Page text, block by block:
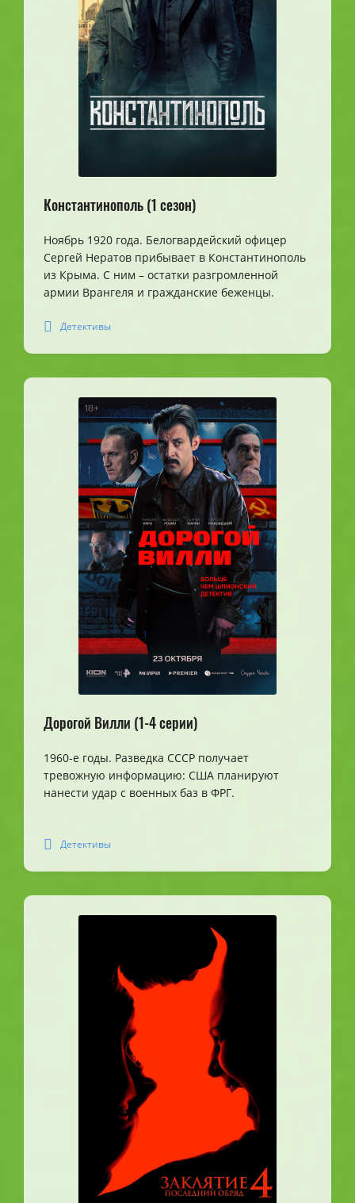
Константинополь (1 сезон)
Ноябрь 1920 года. Белогвардейский офицер
Сергей Нератов прибывает в Константинополь
из Крыма. С ним – остатки разгромленной
армии Врангеля и гражданские беженцы.
Детективы
Дорогой Вилли (1-4 серии)
1960-е годы. Разведка СССР получает
тревожную информацию: США планируют
нанести удар с военных баз в ФРГ.
Детективы